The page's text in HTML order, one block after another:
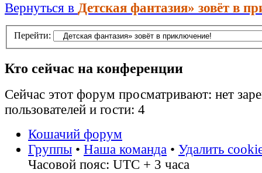
Вернуться в Детская фантазия» зовёт в
Перейти:
Кто сейчас на конференции
Сейчас этот форум просматривают: нет
пользователей и гости: 4
Кошачий форум
Группы • Наша команда • Удалить
Часовой пояс: UTC + 3 часа